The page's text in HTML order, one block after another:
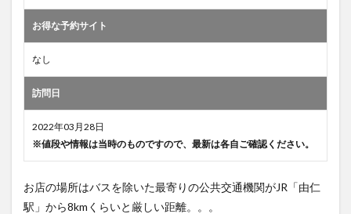
お得な予約サイト
なし
訪問日
2022年03月28日
※値段や情報は当時のものですので、最新は各自ご確認ください。
お店の場所はバスを除いた最寄りの公共交通機関がJR「由仁
駅」から8kmくらいと厳しい距離。。。